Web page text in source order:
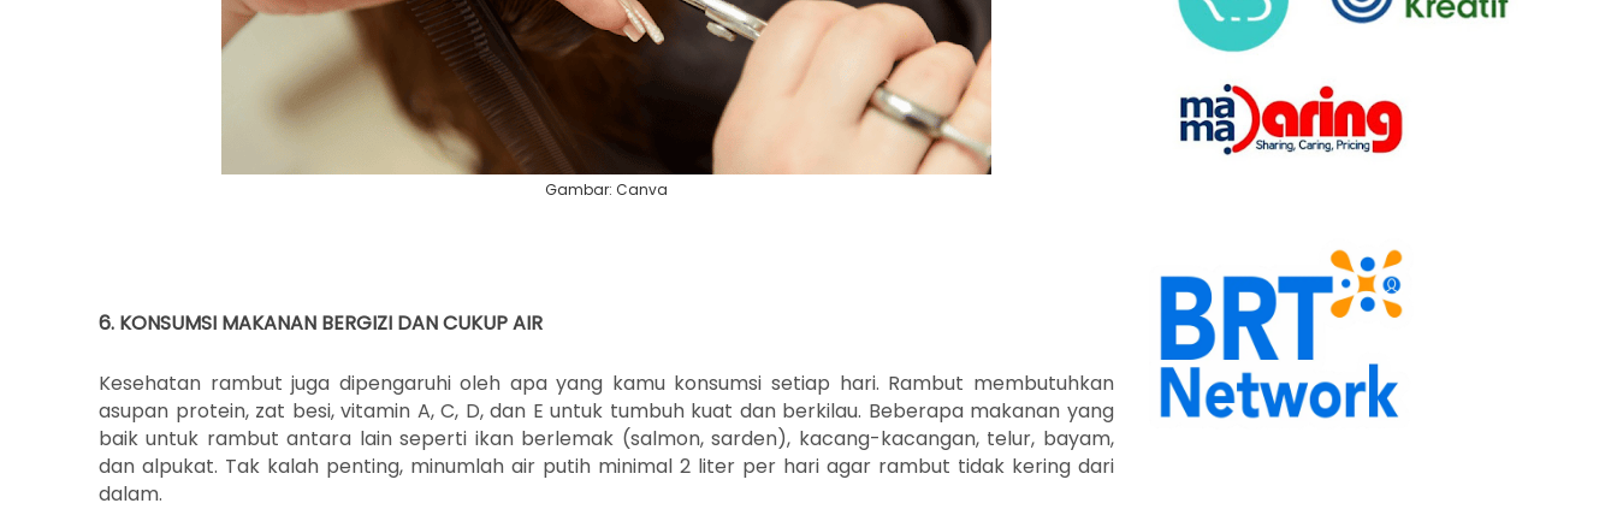
Gambar: Canva
6. KONSUMSI MAKANAN BERGIZI DAN CUKUP AIR
Kesehatan rambut juga dipengaruhi oleh apa yang kamu konsumsi setiap hari. Rambut membutuhkan
asupan protein, zat besi, vitamin A, C, D, dan E untuk tumbuh kuat dan berkilau. Beberapa makanan yang
baik untuk rambut antara lain seperti ikan berlemak (salmon, sarden), kacang-kacangan, telur, bayam,
dan alpukat. Tak kalah penting, minumlah air putih minimal 2 liter per hari agar rambut tidak kering dari
dalam.